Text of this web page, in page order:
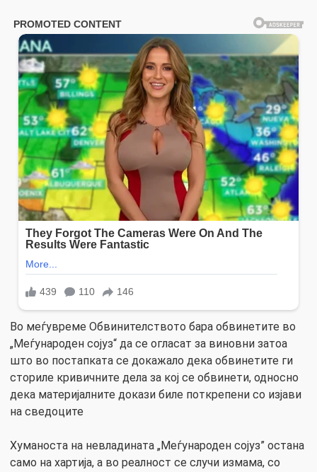
Во меѓувреме Обвинителството бара обвинетите во
„Меѓународен сојуз“ да се огласат за виновни затоа
што во постапката се докажало дека обвинетите ги
сториле кривичните дела за кој се обвинети, односно
дека материјалните докази биле поткрепени со изјави
на сведоците
Хуманоста на невладината „Меѓународен сојуз” остана
само на хартија, а во реалност се случи измама, со